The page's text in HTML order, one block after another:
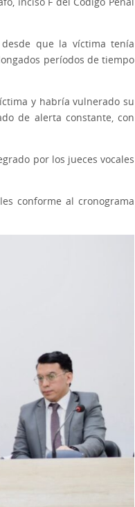
que la víctima tenía
períodos de tiempo
y habría vulnerado su
de alerta constante, con
por los jueces vocales
conforme al cronograma